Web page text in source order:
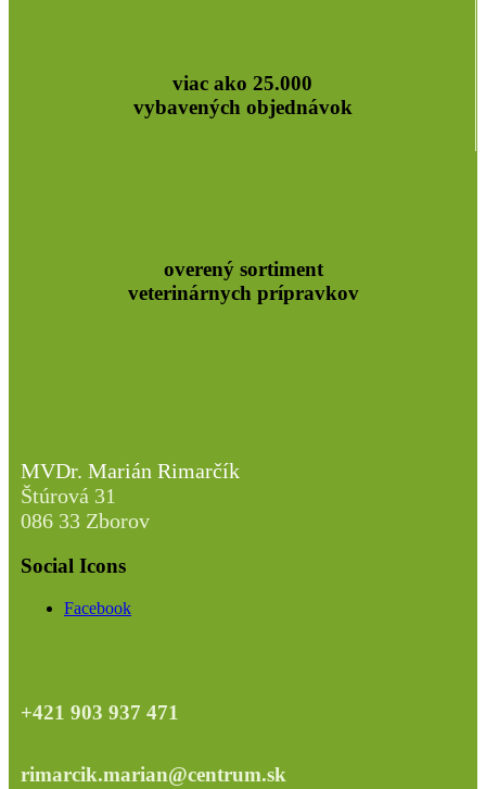
viac ako 25.000
vybavených objednávok
overený sortiment
veterinárnych prípravkov
MVDr. Marián Rimarčík
Štúrová 31
086 33 Zborov
Social Icons
Facebook
+421 903 937 471
rimarcik.marian@centrum.sk